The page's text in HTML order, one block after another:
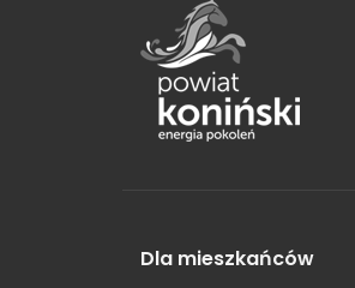
Dla mieszkańców